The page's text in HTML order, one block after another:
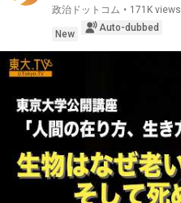
as...
政治ドットコム • 171K views
New
Auto-dubbed